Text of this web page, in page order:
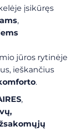
įsikūręs
,
jūros rytinėje
ieškančius
.
,